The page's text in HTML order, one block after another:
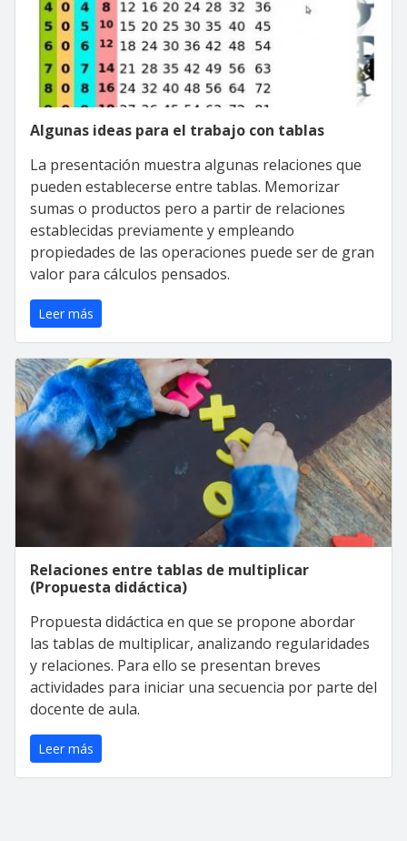
Algunas ideas para el trabajo con tablas
La presentación muestra algunas relaciones que
pueden establecerse entre tablas. Memorizar
sumas o productos pero a partir de relaciones
establecidas previamente y empleando
propiedades de las operaciones puede ser de gran
valor para cálculos pensados.
Leer más
Relaciones entre tablas de multiplicar
(Propuesta didáctica)
Propuesta didáctica en que se propone abordar
las tablas de multiplicar, analizando regularidades
y relaciones. Para ello se presentan breves
actividades para iniciar una secuencia por parte del
docente de aula.
Leer más